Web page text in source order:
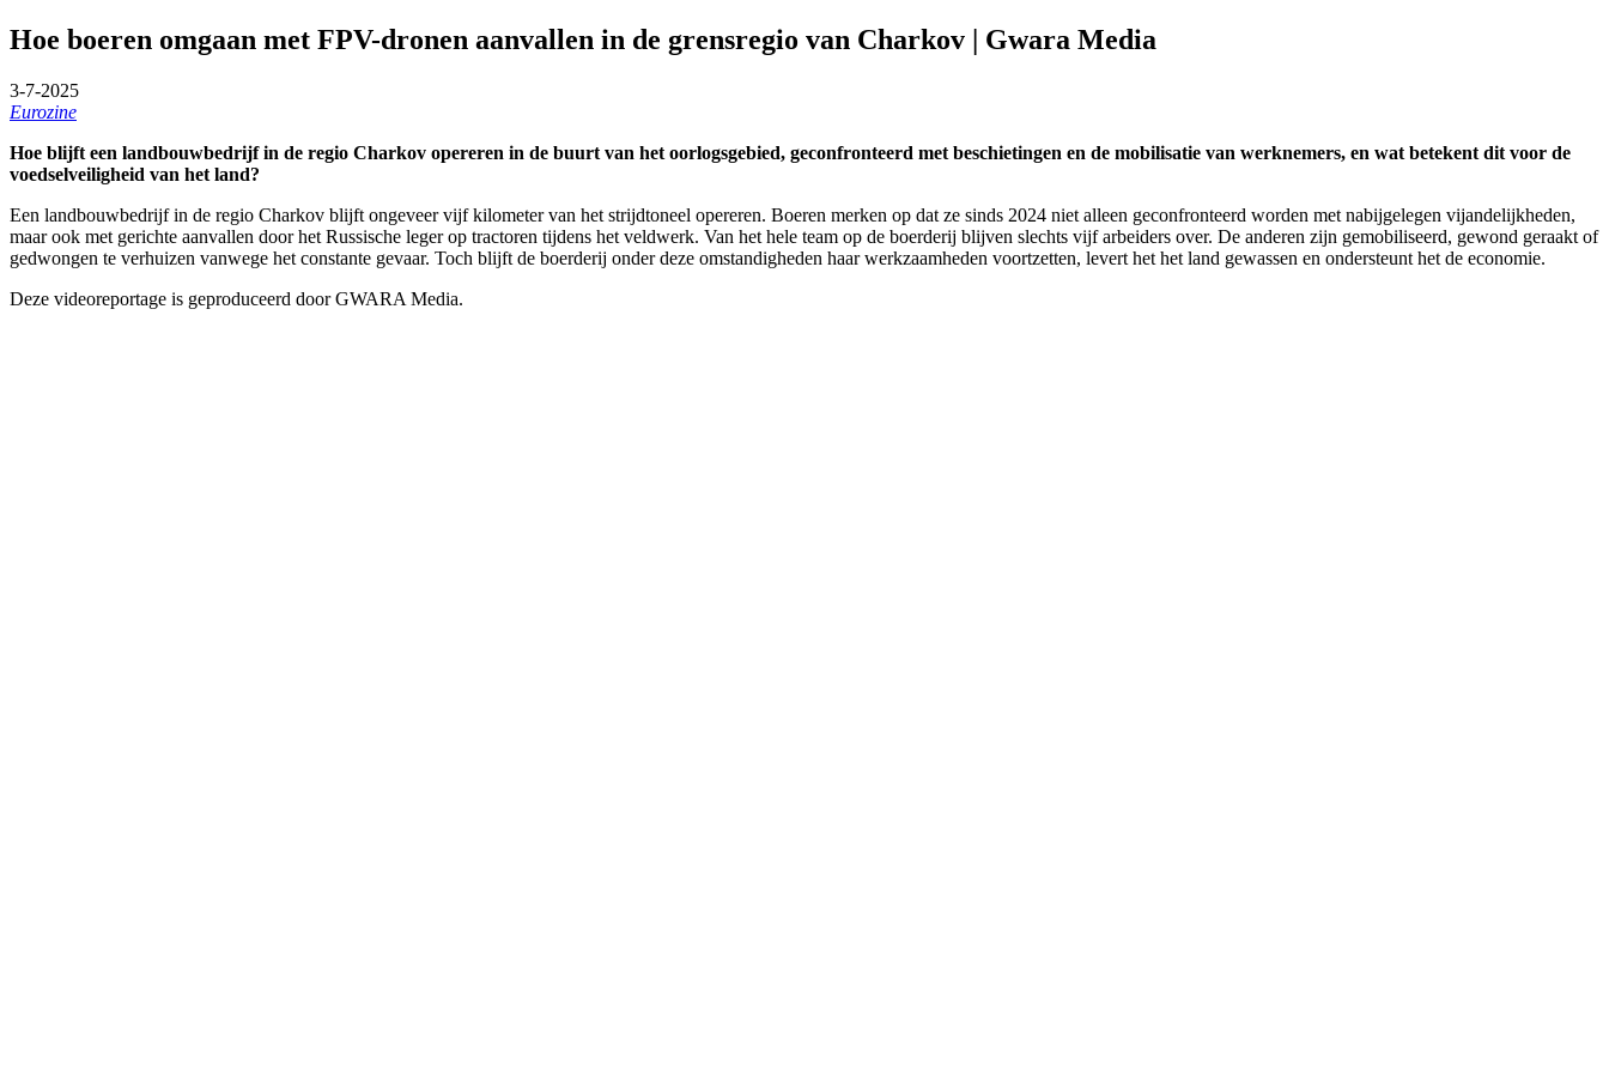
Hoe boeren omgaan met FPV-dronen aanvallen in de grensregio van Charkov | Gwara Media
3-7-2025
Eurozine
Hoe blijft een landbouwbedrijf in de regio Charkov opereren in de buurt van het oorlogsgebied, geconfronteerd met beschietingen en de mobilisatie van werknemers, en wat betekent dit voor de
voedselveiligheid van het land?
Een landbouwbedrijf in de regio Charkov blijft ongeveer vijf kilometer van het strijdtoneel opereren. Boeren merken op dat ze sinds 2024 niet alleen geconfronteerd worden met nabijgelegen vijandelijkheden,
maar ook met gerichte aanvallen door het Russische leger op tractoren tijdens het veldwerk. Van het hele team op de boerderij blijven slechts vijf arbeiders over. De anderen zijn gemobiliseerd, gewond geraakt of
gedwongen te verhuizen vanwege het constante gevaar. Toch blijft de boerderij onder deze omstandigheden haar werkzaamheden voortzetten, levert het het land gewassen en ondersteunt het de economie.
Deze videoreportage is geproduceerd door GWARA Media.